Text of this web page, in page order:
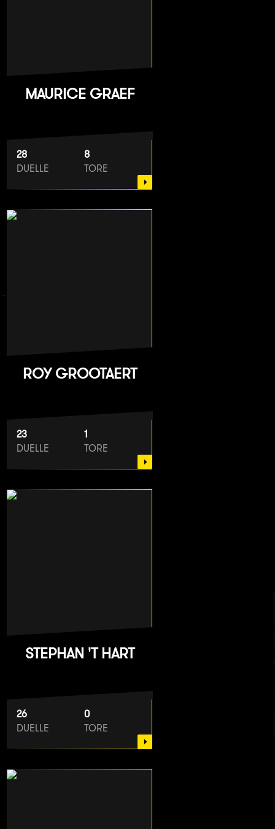
MAURICE GRAEF
28
DUELLE
8
TORE
ROY GROOTAERT
23
DUELLE
1
TORE
STEPHAN 'T HART
26
DUELLE
0
TORE